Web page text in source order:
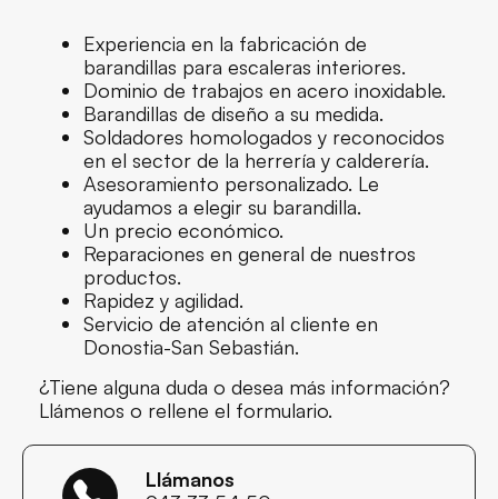
Experiencia en la fabricación de
barandillas para escaleras interiores.
Dominio de trabajos en acero inoxidable.
Barandillas de diseño a su medida.
Soldadores homologados y reconocidos
en el sector de la herrería y calderería.
Asesoramiento personalizado. Le
ayudamos a elegir su barandilla.
Un precio económico.
Reparaciones en general de nuestros
productos.
Rapidez y agilidad.
Servicio de atención al cliente en
Donostia-San Sebastián.
¿Tiene alguna duda o desea más información?
Llámenos o rellene el formulario.
Llámanos